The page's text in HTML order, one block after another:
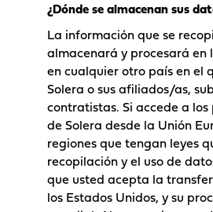
¿Dónde se almacenan sus
La información que se
almacenará y procesará en
en cualquier otro país en el
Solera o sus afiliados/as,
contratistas. Si accede a
de Solera desde la Unión
regiones que tengan leyes
recopilación y el uso de
que usted acepta la
los Estados Unidos, y su